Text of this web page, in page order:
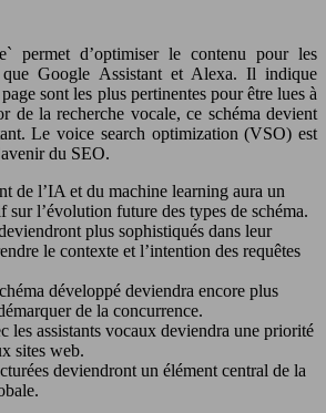
permet d’optimiser le contenu pour les
que Google Assistant et Alexa. Il indique
sont les plus pertinentes pour être lues à
de la recherche vocale, ce schéma devient
Le voice search optimization (VSO) est
du SEO.
de l’IA et du machine learning aura un
sur l’évolution future des types de schéma.
plus sophistiqués dans leur
le contexte et l’intention des requêtes
développé deviendra encore plus
de la concurrence.
les assistants vocaux deviendra une priorité
sites web.
deviendront un élément central de la